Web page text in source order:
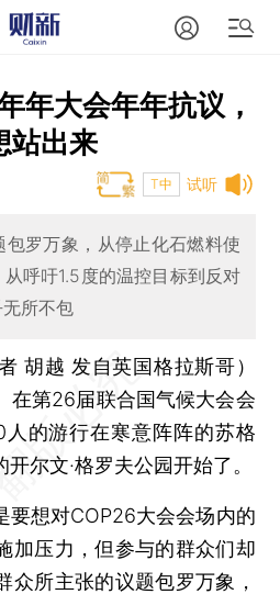
年大会年年抗议，
站出来
试听
T中
罗万象，从停止化石燃料使
呼吁1.5度的温控目标到反对
所不包
胡越 发自英国格拉斯哥）
在第26届联合国气候大会会
的游行在寒意阵阵的苏格
尔文·格罗夫公园开始了。
想对COP26大会会场内的
加压力，但参与的群众们却
众所主张的议题包罗万象，